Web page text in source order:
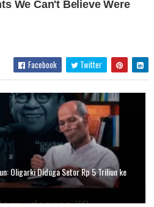
Facebook Twitter
Oligarki Diduga Setor Rp 5 Triliun ke